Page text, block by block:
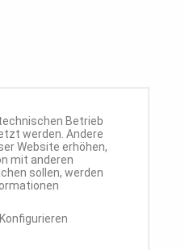
Betrieb
werden. Andere
Website erhöhen,
mit anderen
sollen, werden
Konfigurieren